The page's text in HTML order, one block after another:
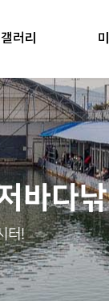
러리
바다
터!